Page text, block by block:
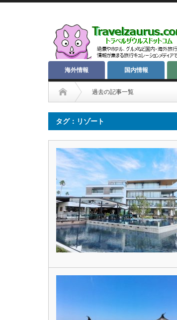
海外情報 国内情報
過去の記事一覧
タグ：リゾート